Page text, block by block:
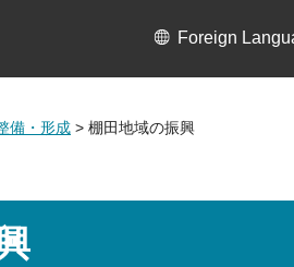
Foreign
備・形成 > 棚田地域の振興